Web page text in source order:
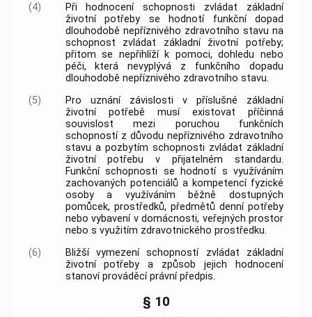
(4)
Při hodnocení schopnosti zvládat základní
životní potřeby se hodnotí funkční dopad
dlouhodobě nepříznivého zdravotního stavu na
schopnost zvládat základní životní potřeby;
přitom se nepřihlíží k pomoci, dohledu nebo
péči, která nevyplývá z funkčního dopadu
dlouhodobě nepříznivého zdravotního stavu.
(5)
Pro uznání závislosti v příslušné základní
životní potřebě musí existovat příčinná
souvislost mezi poruchou funkčních
schopností z důvodu nepříznivého zdravotního
stavu a pozbytím schopnosti zvládat základní
životní potřebu v přijatelném standardu.
Funkční schopnosti se hodnotí s využíváním
zachovaných potenciálů a kompetencí fyzické
osoby a využíváním běžně dostupných
pomůcek, prostředků, předmětů denní potřeby
nebo vybavení v domácnosti, veřejných prostor
nebo s využitím zdravotnického prostředku.
(6)
Bližší vymezení schopností zvládat základní
životní potřeby a způsob jejich hodnocení
stanoví prováděcí právní předpis.
§ 10